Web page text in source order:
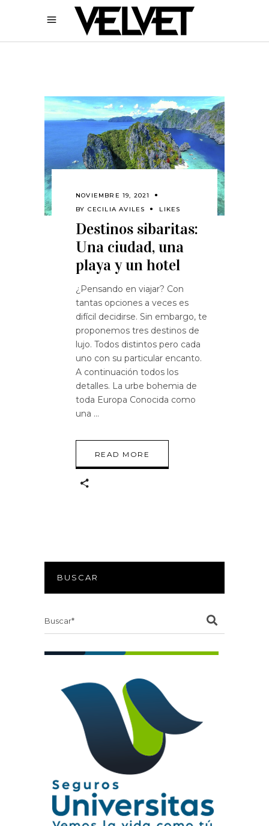
NOVIEMBRE 19, 2021
BY CECILIA AVILES LIKES
Destinos sibaritas:
Una ciudad, una
playa y un hotel
¿Pensando en viajar? Con
tantas opciones a veces es
difícil decidirse. Sin embargo, te
proponemos tres destinos de
lujo. Todos distintos pero cada
uno con su particular encanto.
A continuación todos los
detalles. La urbe bohemia de
toda Europa Conocida como
una
READ MORE
BUSCAR